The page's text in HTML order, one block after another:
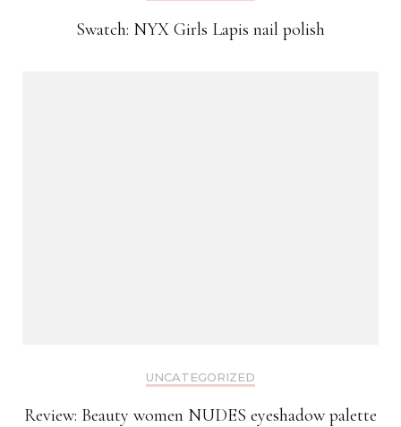
Swatch: NYX Girls Lapis nail polish
UNCATEGORIZED
Review: Beauty women NUDES eyeshadow palette